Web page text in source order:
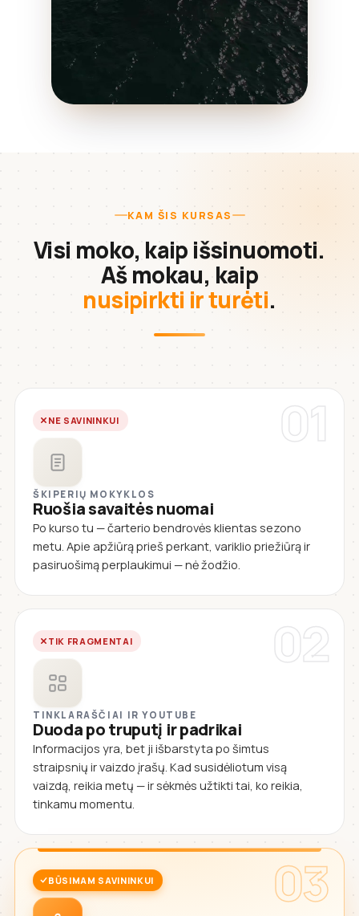
KAM ŠIS KURSAS
Visi moko, kaip išsinuomoti.
Aš mokau, kaip
nusipirkti ir turėti.
01
NE SAVININKUI
ŠKIPERIŲ MOKYKLOS
Ruošia savaitės nuomai
Po kurso tu — čarterio bendrovės klientas sezono
metu. Apie apžiūrą prieš perkant, variklio priežiūrą ir
pasiruošimą perplaukimui — nė žodžio.
02
TIK FRAGMENTAI
TINKLARAŠČIAI IR YOUTUBE
Duoda po truputį ir padrikai
Informacijos yra, bet ji išbarstyta po šimtus
straipsnių ir vaizdo įrašų. Kad susidėliotum visą
vaizdą, reikia metų — ir sėkmės užtikti tai, ko reikia,
tinkamu momentu.
03
BŪSIMAM SAVININKUI